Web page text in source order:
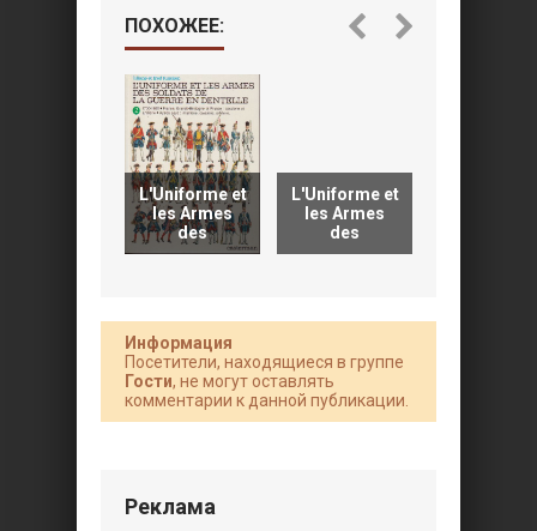
ПОХОЖЕЕ:
L'Uniforme et
les Armes
des
L'Uniforme et
les Armes
des
Информация
Посетители, находящиеся в группе
Гости, не могут оставлять
комментарии к данной публикации.
Реклама